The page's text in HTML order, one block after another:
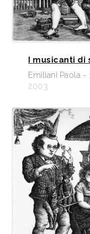
I musicanti di
Emiliani Paola -
2003